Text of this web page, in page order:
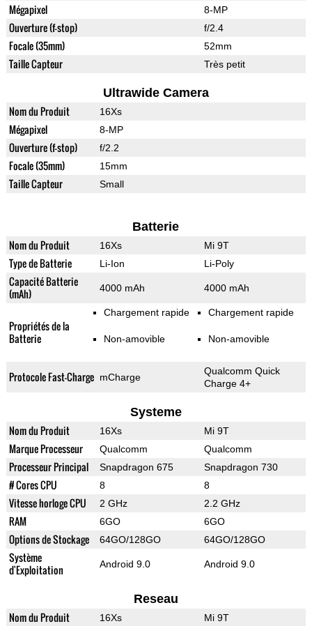
Mégapixel 8-MP
Ouverture (f-stop) f/2.4
Focale (35mm) 52mm
Taille Capteur Très petit
Ultrawide Camera
Nom du Produit 16Xs
Mégapixel 8-MP
Ouverture (f-stop) f/2.2
Focale (35mm) 15mm
Taille Capteur Small
Batterie
Nom du Produit 16Xs Mi 9T
Type de Batterie Li-Ion Li-Poly
Capacité Batterie
(mAh)
4000 mAh 4000 mAh
Propriétés de la
Batterie
Chargement rapide
Non-amovible
Chargement rapide
Non-amovible
Protocole Fast-Charge mCharge
Qualcomm Quick
Charge 4+
Systeme
Nom du Produit 16Xs Mi 9T
Marque Processeur Qualcomm Qualcomm
Processeur Principal Snapdragon 675 Snapdragon 730
# Cores CPU 8 8
Vitesse horloge CPU 2 GHz 2.2 GHz
RAM 6GO 6GO
Options de Stockage 64GO/128GO 64GO/128GO
Système
d'Exploitation
Android 9.0 Android 9.0
Reseau
Nom du Produit 16Xs Mi 9T